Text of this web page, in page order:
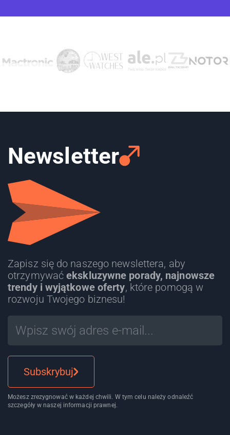
Newsletter
Zapisz się do naszego newslettera, aby
otrzymywaćekskluzywne porady, najnowsze
trendy i wyjątkowe oferty, które pomogą w
rozwoju Twojego biznesu!
Subskrybuj
Możesz zrezygnować w każdej chwili. W tym celu należy odnaleźć
szczegóły w naszej informacji prawnej.